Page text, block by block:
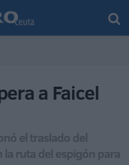
a Faicel
el traslado del
ruta del espigón para